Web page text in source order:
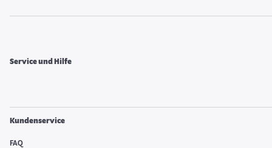
Service und Hilfe
Kundenservice
FAQ